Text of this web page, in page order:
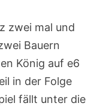
zwei mal und
Bauern
König auf e6
in der Folge
fällt unter die